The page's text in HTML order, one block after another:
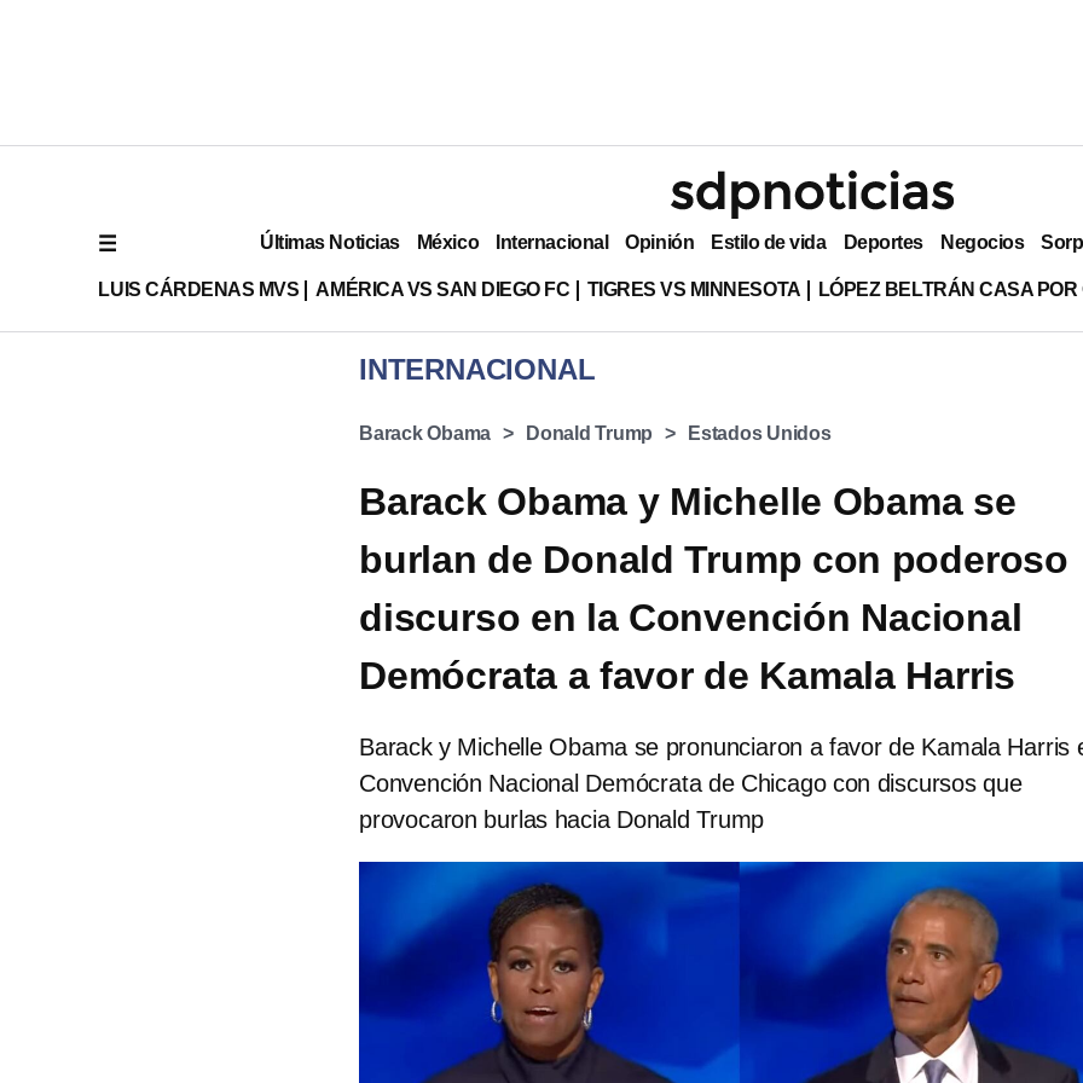
Últimas Noticias México Internacional Opinión Estilo de vida Deportes Negocios
LUIS CÁRDENAS MVS AMÉRICA VS SAN DIEGO FC TIGRES VS MINNESOTA LÓPEZ BELTRÁN CASA
INTERNACIONAL
Barack Obama Donald Trump Estados Unidos
Barack Obama y Michelle Obama se
burlan de Donald Trump con poderoso
discurso en la Convención Nacional
Demócrata a favor de Kamala Harris
Barack y Michelle Obama se pronunciaron a favor de Kamala Harris
Convención Nacional Demócrata de Chicago con discursos que
provocaron burlas hacia Donald Trump